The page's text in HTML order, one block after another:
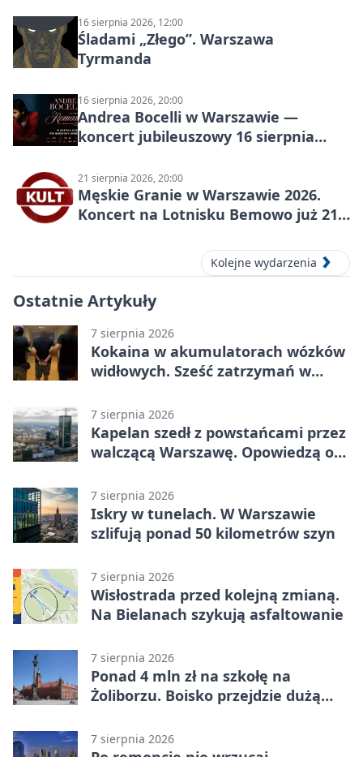
16 sierpnia 2026, 12:00
Śladami „Złego”. Warszawa
Tyrmanda
16 sierpnia 2026, 20:00
Andrea Bocelli w Warszawie —
koncert jubileuszowy 16 sierpnia
21 sierpnia 2026, 20:00
Męskie Granie w Warszawie 2026.
Koncert na Lotnisku Bemowo już 21
Kolejne wydarzenia
Ostatnie Artykuły
7 sierpnia 2026
Kokaina w akumulatorach wózków
widłowych. Sześć zatrzymań w
7 sierpnia 2026
Kapelan szedł z powstańcami przez
walczącą Warszawę. Opowiedzą o
7 sierpnia 2026
Iskry w tunelach. W Warszawie
szlifują ponad 50 kilometrów szyn
7 sierpnia 2026
Wisłostrada przed kolejną zmianą.
Na Bielanach szykują asfaltowanie
7 sierpnia 2026
Ponad 4 mln zł na szkołę na
Żoliborzu. Boisko przejdzie dużą
7 sierpnia 2026